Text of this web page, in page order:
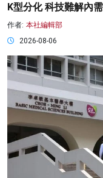
K型分化 科技難解內
作者: 本社編輯部
2026-08-06